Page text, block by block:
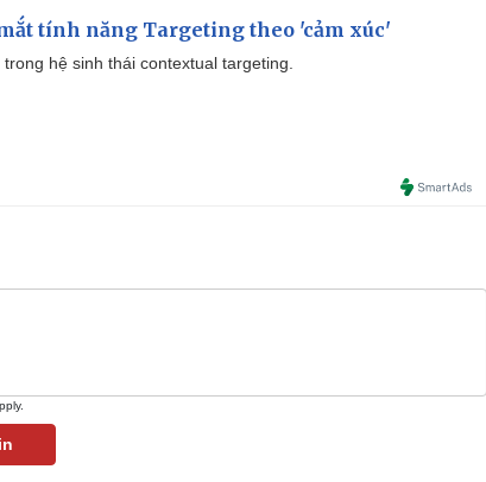
tính năng Targeting theo 'cảm xúc'
hệ sinh thái contextual targeting.